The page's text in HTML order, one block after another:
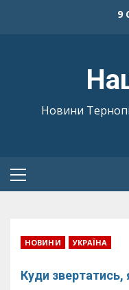
9
Новини
Primary
НОВИНИ УКРАЇНА
Куди звертатись,